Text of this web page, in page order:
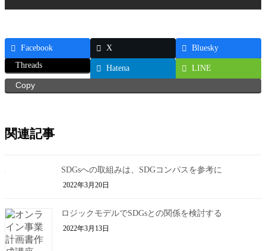
Facebook X
Bluesky
Threads
Hatena
LINE
Copy
関連記事
SDGsへの取組みは、SDGコンパスを参考に
2022年3月20日
ロジックモデルでSDGsとの関係を検討する
2022年3月13日